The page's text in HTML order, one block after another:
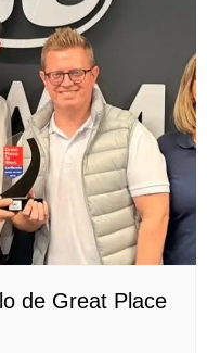
de Great Place